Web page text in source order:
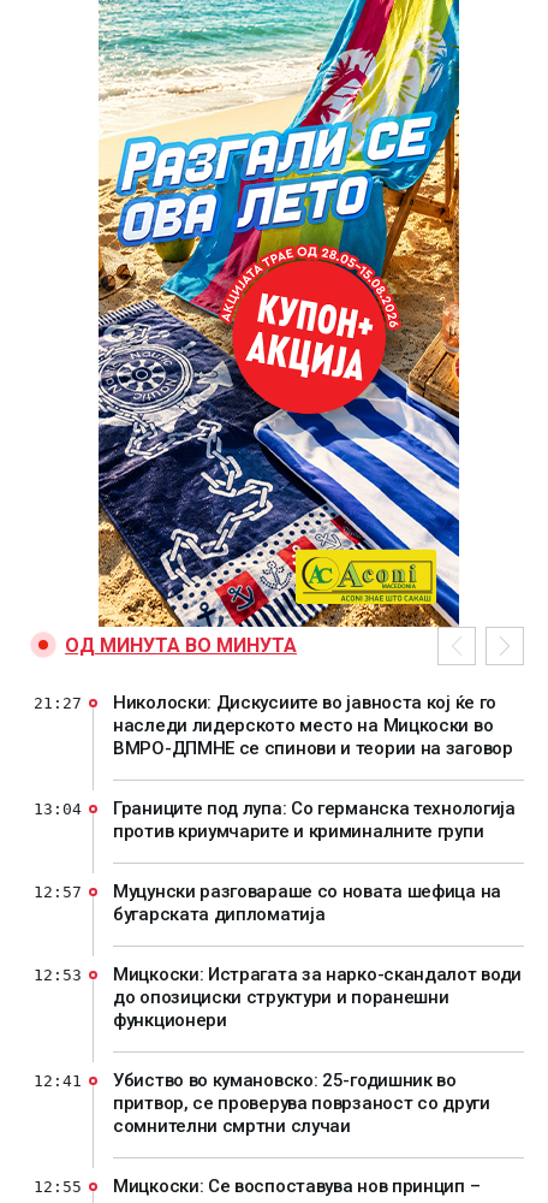
ОД МИНУТА ВО МИНУТА
Николоски: Дискусиите во јавноста кој ќе го
наследи лидерското место на Мицкоски во
ВМРО-ДПМНЕ се спинови и теории на заговор
21:27
Границите под лупа: Со германска технологија
против криумчарите и криминалните групи
13:04
Муцунски разговараше со новата шефица на
бугарската дипломатија
12:57
Мицкоски: Истрагата за нарко-скандалот води
до опозициски структури и поранешни
функционери
12:53
Убиство во кумановско: 25-годишник во
притвор, се проверува поврзаност со други
сомнителни смртни случаи
12:41
Мицкоски: Се воспоставува нов принцип –
12:55